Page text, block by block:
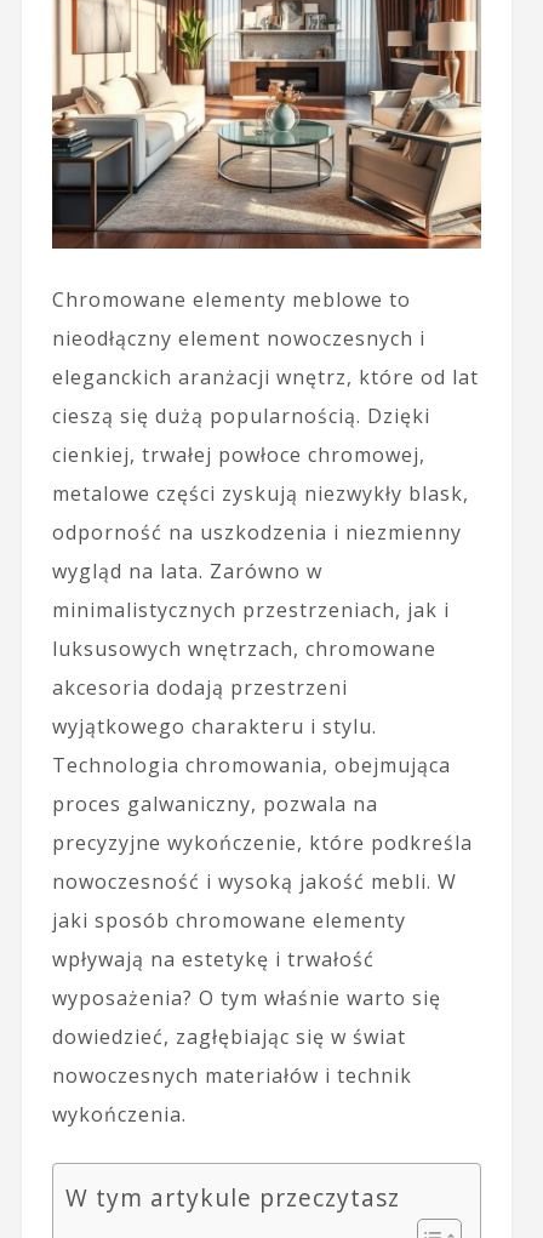
Chromowane elementy meblowe to
nieodłączny element nowoczesnych i
eleganckich aranżacji wnętrz, które od lat
cieszą się dużą popularnością. Dzięki
cienkiej, trwałej powłoce chromowej,
metalowe części zyskują niezwykły blask,
odporność na uszkodzenia i niezmienny
wygląd na lata. Zarówno w
minimalistycznych przestrzeniach, jak i
luksusowych wnętrzach, chromowane
akcesoria dodają przestrzeni
wyjątkowego charakteru i stylu.
Technologia chromowania, obejmująca
proces galwaniczny, pozwala na
precyzyjne wykończenie, które podkreśla
nowoczesność i wysoką jakość mebli. W
jaki sposób chromowane elementy
wpływają na estetykę i trwałość
wyposażenia? O tym właśnie warto się
dowiedzieć, zagłębiając się w świat
nowoczesnych materiałów i technik
wykończenia.
W tym artykule przeczytasz